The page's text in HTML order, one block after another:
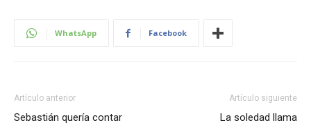
WhatsApp Facebook
Artículo anterior
Sebastián quería contar
Artículo siguiente
La soledad llama